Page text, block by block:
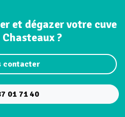
et dégazer votre cuve
?
contacter
01 71 40